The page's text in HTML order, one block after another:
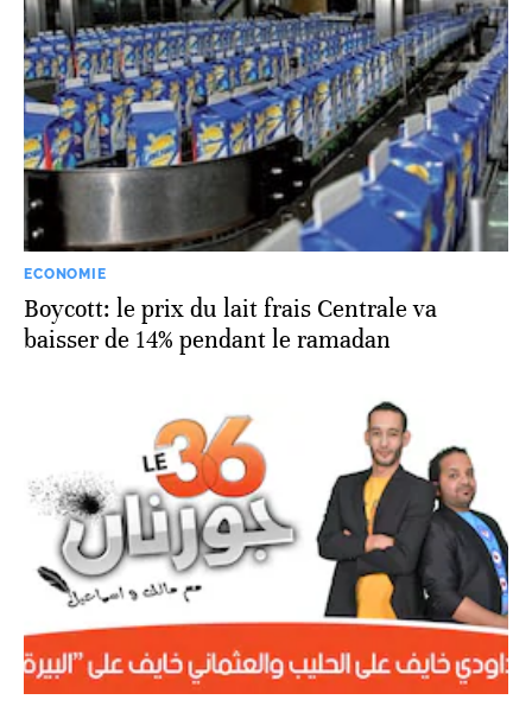
ECONOMIE
Boycott: le prix du lait frais Centrale va
baisser de 14% pendant le ramadan